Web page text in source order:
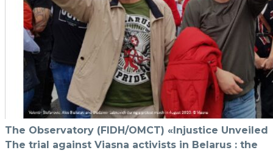
The Observatory (FIDH/OMCT) «Injustice Unveiled
The trial against Viasna activists in Belarus : the